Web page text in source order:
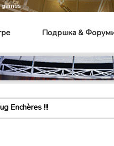
Подршка &
Enchères !!!